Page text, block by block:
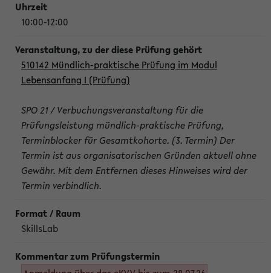
10:00-12:00
510142 Mündlich-praktische Prüfung im Modul
Lebensanfang I (Prüfung)
SPO 21 / Verbuchungsveranstaltung für die
Prüfungsleistung mündlich-praktische Prüfung,
Terminblocker für Gesamtkohorte. (3. Termin) Der
Termin ist aus organisatorischen Gründen aktuell ohne
Gewähr. Mit dem Entfernen dieses Hinweises wird der
Termin verbindlich.
SkillsLab